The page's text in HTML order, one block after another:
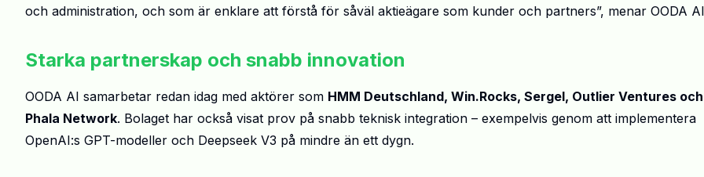
och administration, och som är enklare att förstå för såväl aktieägare som kunder och partners”, menar OODA
Starka partnerskap och snabb innovation
OODA AI samarbetar redan idag med aktörer som HMM Deutschland, Win.Rocks, Sergel, Outlier Ventures och
Phala Network. Bolaget har också visat prov på snabb teknisk integration – exempelvis genom att implementera
OpenAI:s GPT-modeller och Deepseek V3 på mindre än ett dygn.